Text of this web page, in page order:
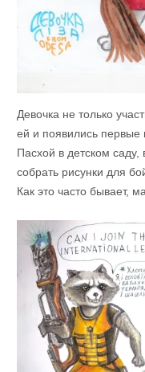
Девочка не только
ей и появились первые
Пасхой в детском
собрать рисунки для
Как это часто бывает,